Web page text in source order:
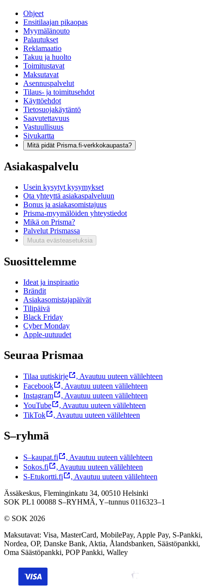
Ohjeet
Ensitilaajan pikaopas
Myymälänouto
Palautukset
Reklamaatio
Takuu ja huolto
Toimitustavat
Maksutavat
Asennuspalvelut
Tilaus- ja toimitusehdot
Käyttöehdot
Tietosuojakäytäntö
Saavutettavuus
Vastuullisuus
Sivukartta
Mitä pidät Prisma.fi-verkkokaupasta?
Asiakaspalvelu
Usein kysytyt kysymykset
Ota yhteyttä asiakaspalveluun
Bonus ja asiakasomistajuus
Prisma-myymälöiden yhteystiedot
Mikä on Prisma?
Palvelut Prismassa
Muuta evästeasetuksia
Suosittelemme
Ideat ja inspiraatio
Brändit
Asiakasomistajapäivät
Tilipäivä
Black Friday
Cyber Monday
Apple-uutuudet
Seuraa Prismaa
Tilaa uutiskirje , Avautuu uuteen välilehteen
Facebook
, Avautuu uuteen välilehteen
Instagram
, Avautuu uuteen välilehteen
YouTube
, Avautuu uuteen välilehteen
TikTok
, Avautuu uuteen välilehteen
S–ryhmä
S–kaupat.fi , Avautuu uuteen välilehteen
Sokos.fi
, Avautuu uuteen välilehteen
S-Etukortti.fi
, Avautuu uuteen välilehteen
Ässäkeskus, Fleminginkatu 34, 00510 Helsinki
SOK PL1 00088 S–RYHMÄ, Y–tunnus 0116323–1
© SOK 2026
Maksutavat: Visa, MasterCard, MobilePay, Apple Pay, S-Pankki,
Nordea, OP, Danske Bank, Aktia, Ålandsbanken, Säästöpankki,
Oma Säästöpankki, POP Pankki, Walley